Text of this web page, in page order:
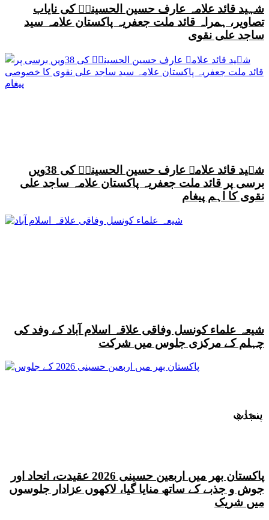
سندھ
پنجاب
شہید قائد علامہ عارف حسین الحسینیؒ کی نایاب
تصاویر، ہمراہ قائد ملت جعفریہ پاکستان علامہ سید
ساجد علی نقوی
شہید قائد علامہ عارف حسین الحسینیؒ کی 38ویں
برسی پر قائد ملت جعفریہ پاکستان علامہ ساجد علی
نقوی کا اہم پیغام
شیعہ علماء کونسل وفاقی علاقہ اسلام آباد کے وفد کی
چہلم کے مرکزی جلوس میں شرکت
پاکستان بھر میں اربعین حسینی 2026 عقیدت، اتحاد اور
جوش و جذبے کے ساتھ منایا گیا، لاکھوں عزادار جلوسوں
میں شریک